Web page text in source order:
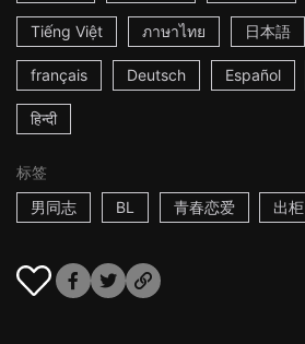
Tiếng Việt ภาษาไทย 日本語
français Deutsch Español
हिन्दी
标签
男同志
BL 青春恋爱 出柜